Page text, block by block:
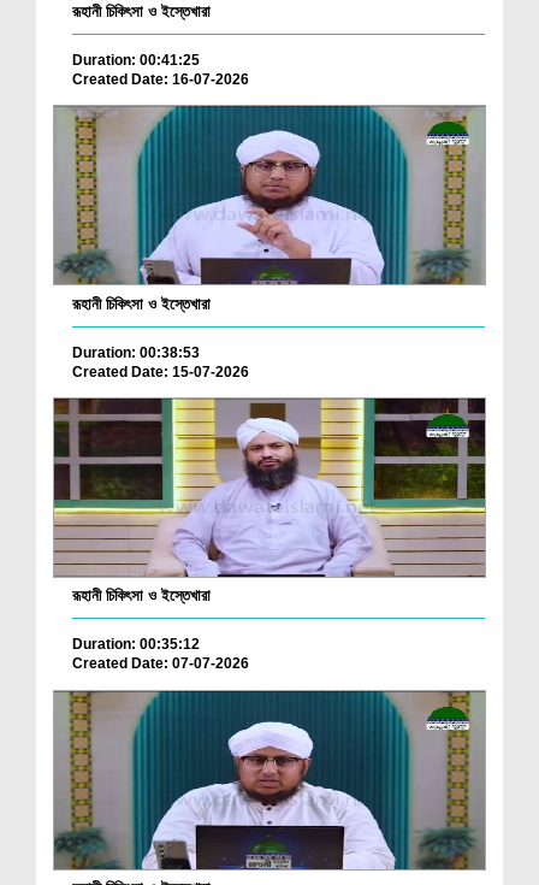
রূহানী চিকিৎসা ও ইস্তেখারা
Duration: 00:41:25
Created Date: 16-07-2026
রূহানী চিকিৎসা ও ইস্তেখারা
Duration: 00:38:53
Created Date: 15-07-2026
রূহানী চিকিৎসা ও ইস্তেখারা
Duration: 00:35:12
Created Date: 07-07-2026